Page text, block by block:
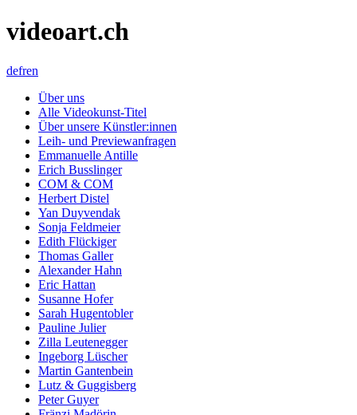
videoart.ch
defren
Über uns
Alle Videokunst-Titel
Über unsere Künstler:innen
Leih- und Previewanfragen
Emmanuelle Antille
Erich Busslinger
COM & COM
Herbert Distel
Yan Duyvendak
Sonja Feldmeier
Edith Flückiger
Thomas Galler
Alexander Hahn
Eric Hattan
Susanne Hofer
Sarah Hugentobler
Pauline Julier
Zilla Leutenegger
Ingeborg Lüscher
Martin Gantenbein
Lutz & Guggisberg
Peter Guyer